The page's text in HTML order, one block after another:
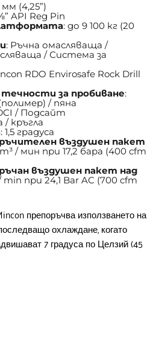
мм (4,25”)
API Reg Pin
: до 9 100 кг (20
: Ръчна омасляваща /
/ Система за
RDO Envirosafe Rock Drill
за пробиване:
/ пяна
/ Подсайт
/ кръгла
: 1,5 градуса
въздушен пакет
m³ / мин при 17,2 бара (400 cfm
въздушен пакет над
/ min при 24,1 Bar AC (700 cfm
препоръчва използването на
охлаждане, когато
7 градуса по Целзий (45